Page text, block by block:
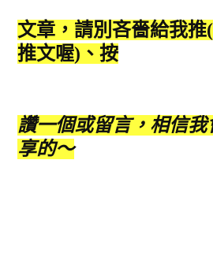
文章，請別吝嗇給我
推文喔)、按
讚一個或留言，相信
享的～